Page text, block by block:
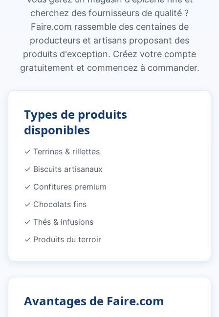
cherchez des fournisseurs de qualité ?
Faire.com rassemble des centaines de
producteurs et artisans proposant des
produits d'exception. Créez votre compte
gratuitement et commencez à commander.
Types de produits
disponibles
✓ Terrines & rillettes
✓ Biscuits artisanaux
✓ Confitures premium
✓ Chocolats fins
✓ Thés & infusions
✓ Produits du terroir
Avantages de Faire.com